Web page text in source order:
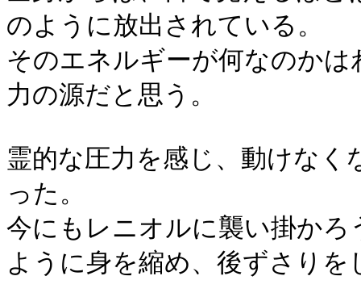
のように放出されている。
そのエネルギーが何なのか
力の源だと思う。
霊的な圧力を感じ、動けな
った。
今にもレニオルに襲い掛か
ように身を縮め、後ずさりを